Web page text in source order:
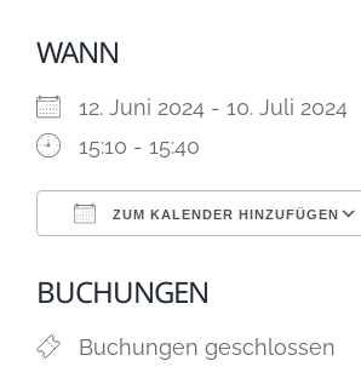
WANN
12. Juni 2024 - 10. Juli 2024
15:10 - 15:40
ZUM KALENDER HINZUFÜGEN
BUCHUNGEN
Buchungen geschlossen